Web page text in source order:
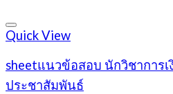
Quick View
sheetแนวข้อสอบ นักวิชาการ
ประชาสัมพันธ์